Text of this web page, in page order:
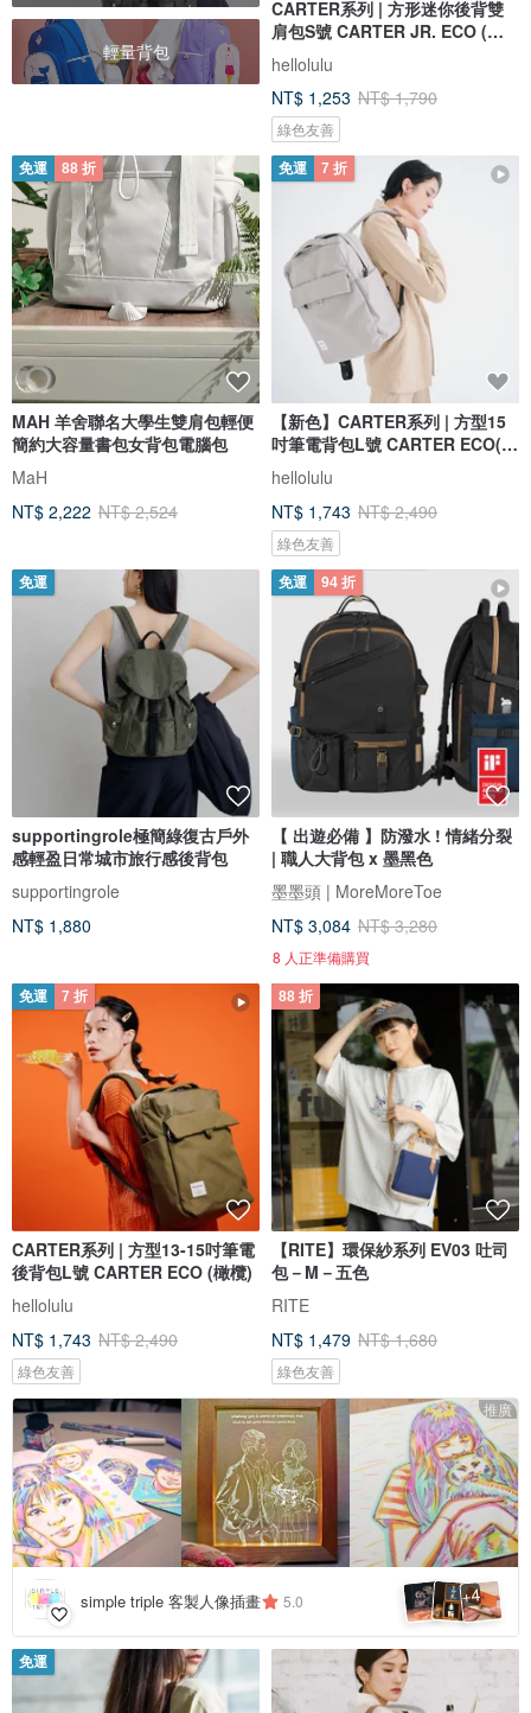
輕量背包
CARTER系列 | 方形迷你後背雙
肩包S號 CARTER JR. ECO (暗
黑)
hellolulu
NT$ 1,253 NT$ 1,790
綠色友善
免運 88 折
MAH 羊舍聯名大學生雙肩包輕便
簡約大容量書包女背包電腦包
MaH
NT$ 2,222 NT$ 2,524
免運 7 折
【新色】CARTER系列 | 方型15
吋筆電背包L號 CARTER ECO(柔
灰色)
hellolulu
NT$ 1,743 NT$ 2,490
綠色友善
免運
supportingrole極簡綠復古戶外
感輕盈日常城市旅行感後背包
supportingrole
NT$ 1,880
免運 94 折
【 出遊必備 】防潑水 ! 情緒分裂
| 職人大背包 x 墨黑色
墨墨頭 | MoreMoreToe
NT$ 3,084 NT$ 3,280
8 人正準備購買
免運 7 折
CARTER系列 | 方型13-15吋筆電
後背包L號 CARTER ECO (橄欖)
hellolulu
NT$ 1,743 NT$ 2,490
綠色友善
88 折
【RITE】環保紗系列 EV03 吐司
包－M－五色
RITE
NT$ 1,479 NT$ 1,680
綠色友善
推廣
simple triple 客製人像插畫 5.0 +4
免運